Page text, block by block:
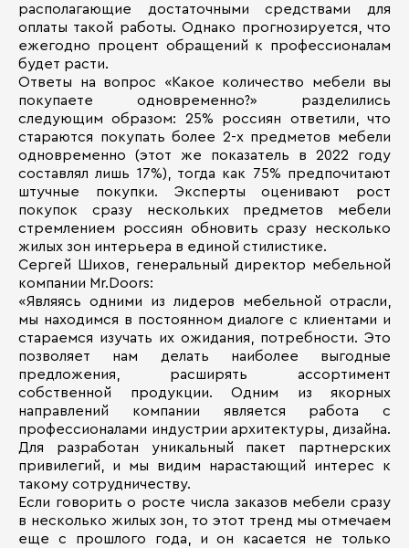
располагающие достаточными средствами для
оплаты такой работы. Однако прогнозируется, что
ежегодно процент обращений к профессионалам
будет расти.
Ответы на вопрос «Какое количество мебели вы
покупаете одновременно?» разделились
следующим образом: 25% россиян ответили, что
стараются покупать более 2-х предметов мебели
одновременно (этот же показатель в 2022 году
составлял лишь 17%), тогда как 75% предпочитают
штучные покупки. Эксперты оценивают рост
покупок сразу нескольких предметов мебели
стремлением россиян обновить сразу несколько
жилых зон интерьера в единой стилистике.
Сергей Шихов, генеральный директор мебельной
компании Mr.Doors:
«Являясь одними из лидеров мебельной отрасли,
мы находимся в постоянном диалоге с клиентами и
стараемся изучать их ожидания, потребности. Это
позволяет нам делать наиболее выгодные
предложения, расширять ассортимент
собственной продукции. Одним из якорных
направлений компании является работа с
профессионалами индустрии архитектуры, дизайна.
Для разработан уникальный пакет партнерских
привилегий, и мы видим нарастающий интерес к
такому сотрудничеству.
Если говорить о росте числа заказов мебели сразу
в несколько жилых зон, то этот тренд мы отмечаем
еще с прошлого года, и он касается не только